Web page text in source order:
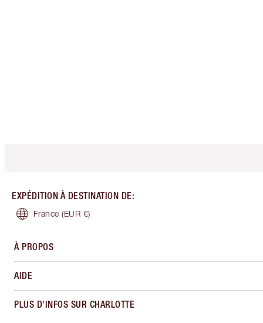
EXPÉDITION À DESTINATION DE:
France (EUR €)
À PROPOS
AIDE
PLUS D'INFOS SUR CHARLOTTE